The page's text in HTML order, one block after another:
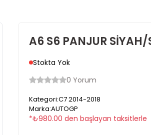
A6 S6 PANJUR
Stokta Yok
0 Yorum
Kategori:C7 2014-2018
Marka:AUTOGP
*₺980.00 den başlayan taksitlerle